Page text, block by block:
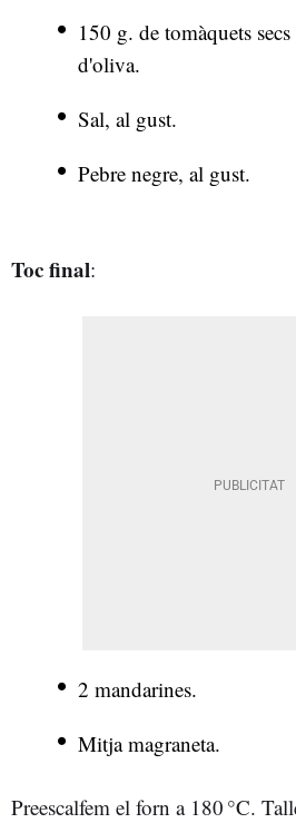
150 g. de tomàquets
d'oliva.
Sal, al gust.
Pebre negre, al gust.
Toc final:
2 mandarines.
Mitja magraneta.
Preescalfem el forn a 180 °C.